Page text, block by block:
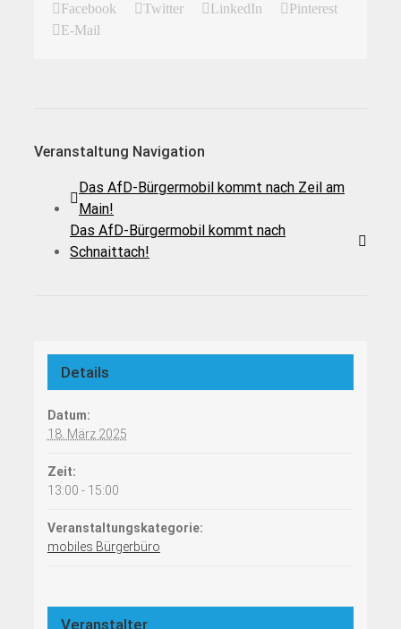
Facebook Twitter LinkedIn
Pinterest
E-Mail
Veranstaltung Navigation
Das AfD-Bürgermobil kommt nach Zeil am
Main!
Das AfD-Bürgermobil kommt nach
Schnaittach!
Details
Datum:
18. März 2025
Zeit:
13:00 - 15:00
Veranstaltungskategorie:
mobiles Bürgerbüro
Veranstalter